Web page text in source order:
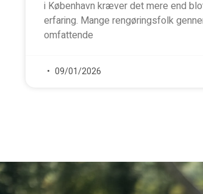
i København kræver det mere end
erfaring. Mange rengøringsfolk
omfattende
09/01/2026